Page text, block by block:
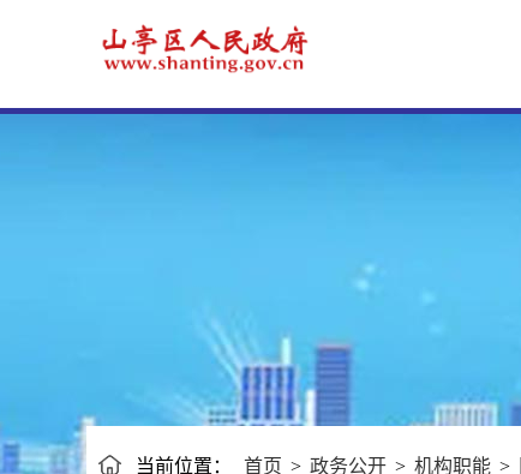
当前位置： 首页 > 政务公开 > 机构职能 >